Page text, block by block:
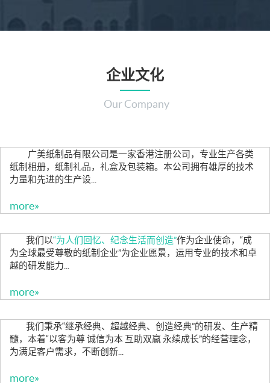
企业文化
Our Company
广美纸制品有限公司是一家香港注册公司，专业生产各类
纸制相册，纸制礼品，礼盒及包装箱。本公司拥有雄厚的技术
力量和先进的生产设...
more»
我们以“为人们回忆、纪念生活而创造”作为企业使命，“成
为全球最受尊敬的纸制企业”为企业愿景，运用专业的技术和卓
越的研发能力...
more»
我们秉承“继承经典、超越经典、创造经典”的研发、生产精
髓，本着“以客为尊 诚信为本 互助双赢 永续成长”的经营理念，
为满足客户需求，不断创新...
more»